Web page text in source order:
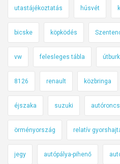
utastájékoztatás húsvét
bicske köpködés
vw felesleges tábla
8126 renault közbringa
éjszaka suzuki autóroncs
örményország relatív
jegy autópálya-pihenő